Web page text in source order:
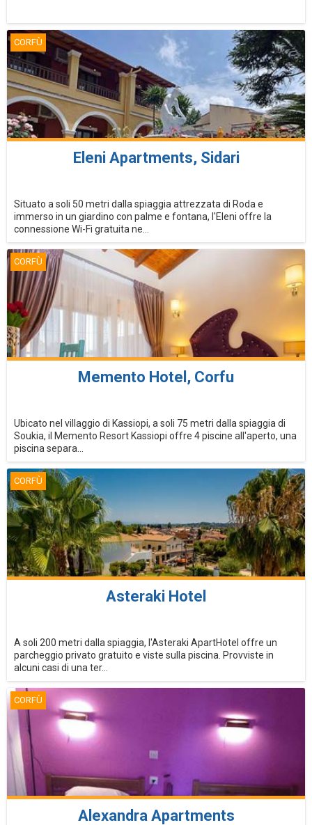
CORFÙ
Eleni Apartments, Sidari
Situato a soli 50 metri dalla spiaggia attrezzata di Roda e
immerso in un giardino con palme e fontana, l'Eleni offre la
connessione Wi-Fi gratuita ne...
CORFÙ
Memento Hotel, Corfu
Ubicato nel villaggio di Kassiopi, a soli 75 metri dalla spiaggia di
Soukia, il Memento Resort Kassiopi offre 4 piscine all'aperto, una
piscina separa...
CORFÙ
Asteraki Hotel
A soli 200 metri dalla spiaggia, l'Asteraki ApartHotel offre un
parcheggio privato gratuito e viste sulla piscina. Provviste in
alcuni casi di una ter...
CORFÙ
Alexandra Apartments